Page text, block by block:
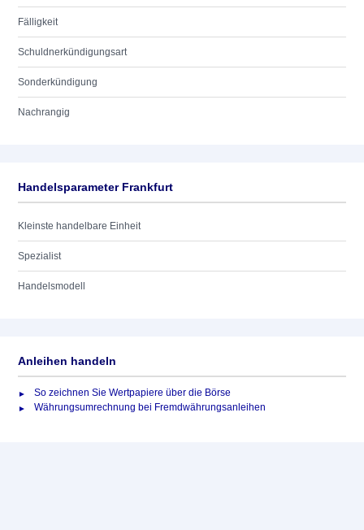
Fälligkeit
Schuldnerkündigungsart
Sonderkündigung
Nachrangig
Handelsparameter Frankfurt
Kleinste handelbare Einheit
Spezialist
Handelsmodell
Anleihen handeln
So zeichnen Sie Wertpapiere über die Börse
Währungsumrechnung bei Fremdwährungsanleihen